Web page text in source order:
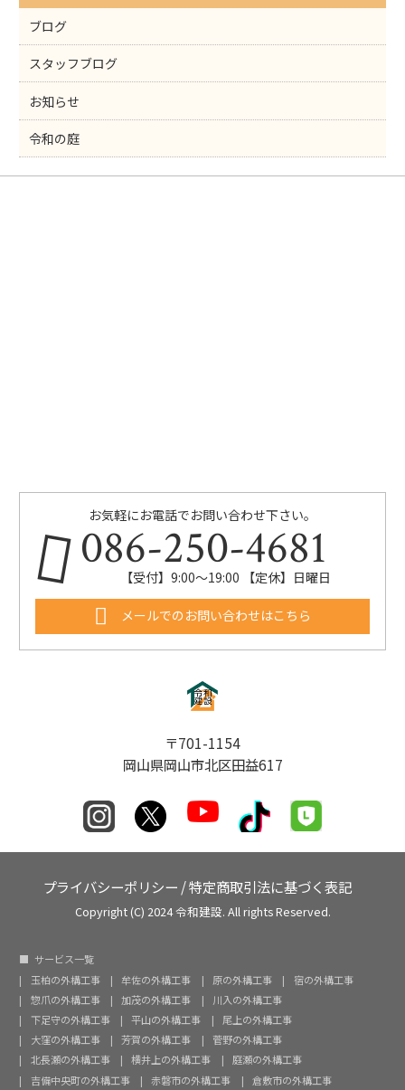
k
ブログ
スタッフブログ
お知らせ
令和の庭
お気軽にお電話でお問い合わせ下さい。
086-250-4681
【受付】9:00〜19:00 【定休】日曜日
メールでのお問い合わせはこちら
〒701-1154
岡山県岡山市北区田益617
プライバシーポリシー /特定商取引法に基づく表記
Copyright (C) 2024 令和建設. All rights Reserved.
サービス一覧
玉柏の外構工事
牟佐の外構工事 原の外構工事
宿の外構工事
惣爪の外構工事
加茂の外構工事
川入の外構工事
下足守の外構工事
平山の外構工事
尾上の外構工事
大窪の外構工事
芳賀の外構工事
菅野の外構工事
北長瀬の外構工事
横井上の外構工事
庭瀬の外構工事
吉備中央町の外構工事
赤磐市の外構工事 倉敷市の外構工事